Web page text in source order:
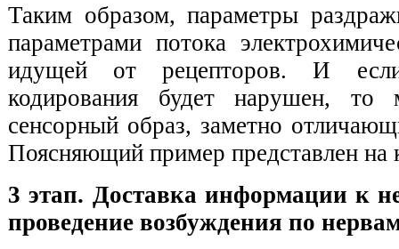
Таким образом, параметры
параметрами потока
идущей от рецепторов. И
кодирования будет нарушен, то
сенсорный образ, заметно
Поясняющий пример представлен на
3 этап. Доставка информации к
проведение возбуждения по